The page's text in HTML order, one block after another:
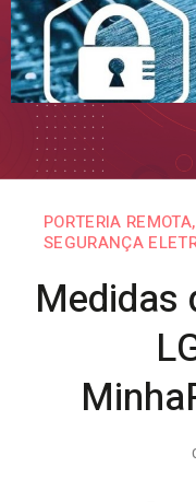
PORTERIA REMOTA,
SEGURANÇA
Medidas